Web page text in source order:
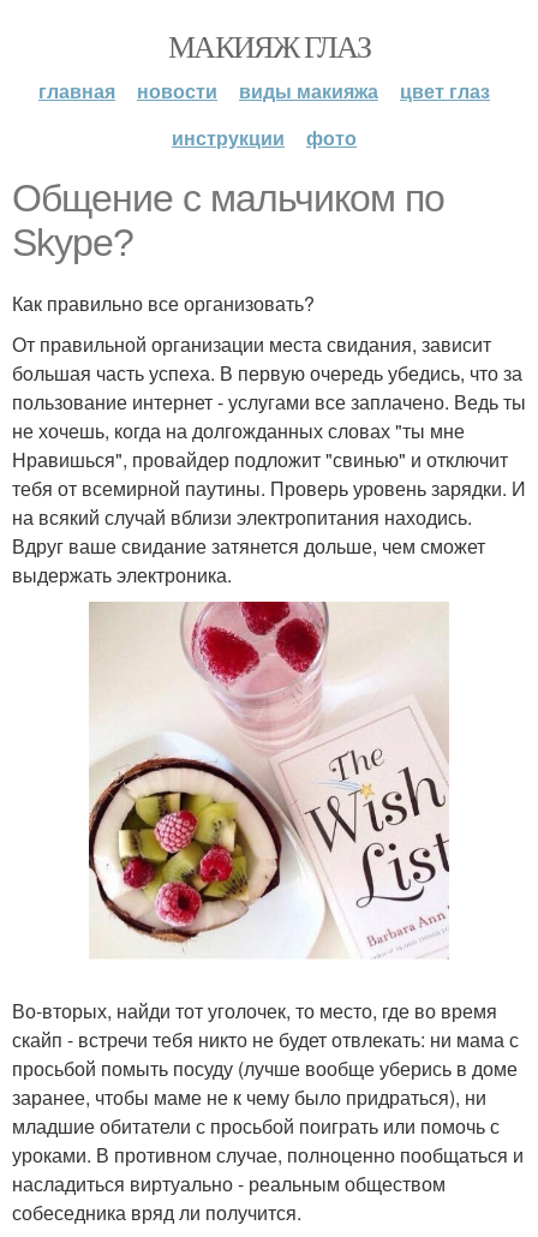
МАКИЯЖ ГЛАЗ
главная новости виды макияжа
цвет глаз
инструкции
фото
Общение с мальчиком по
Skype?
Как правильно все организовать?
От правильной организации места свидания, зависит
бoльшая часть успеха. В первую очередь убедись, что за
пользование интернет - услугами все заплачено. Ведь ты
не хочешь, когда на долгожданных словах "ты мне
Нравишься", провайдер подложит "свинью" и отключит
тебя от всемирной паутины. Проверь уровень зарядки. И
на всякий случай вблизи электропитания находись.
Вдруг ваше свидание затянется дольше, чем сможет
выдержать электроника.
Во-вторых, найди тот уголочек, то место, где во время
скайп - встречи тебя никто не будет отвлекать: ни мама с
просьбой помыть посуду (лучше вообще уберись в доме
заранее, чтобы маме не к чему было придраться), ни
младшие обитатели с просьбой поиграть или помочь с
уроками. В противном случае, полноценно пообщаться и
насладиться виртуально - реальным обществом
собеседника вряд ли получится.